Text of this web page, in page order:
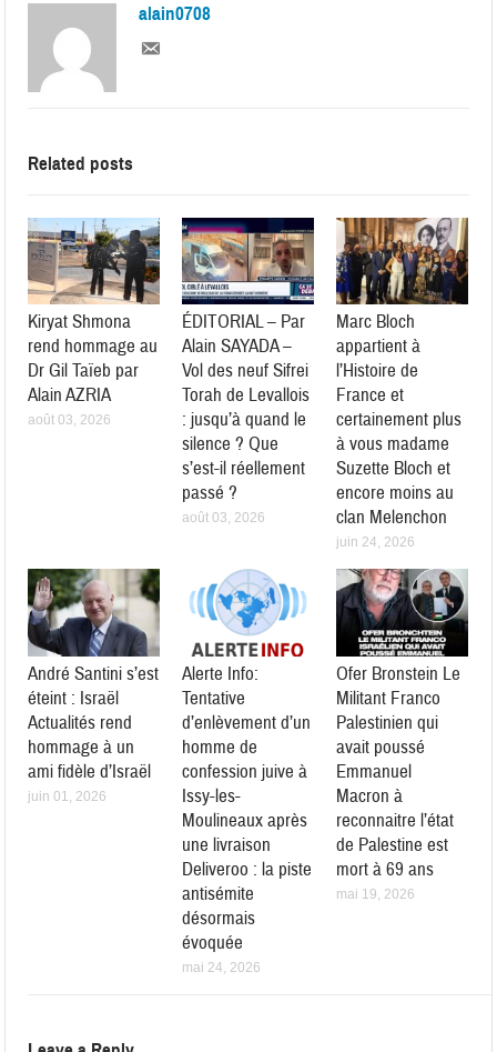
alain0708
Related posts
Kiryat Shmona
rend hommage au
Dr Gil Taïeb par
Alain AZRIA
août 03, 2026
ÉDITORIAL – Par
Alain SAYADA –
Vol des neuf Sifrei
Torah de Levallois
: jusqu’à quand le
silence ? Que
s’est-il réellement
passé ?
août 03, 2026
Marc Bloch
appartient à
l’Histoire de
France et
certainement plus
à vous madame
Suzette Bloch et
encore moins au
clan Melenchon
juin 24, 2026
André Santini s’est
éteint : Israël
Actualités rend
hommage à un
ami fidèle d’Israël
juin 01, 2026
Alerte Info:
Tentative
d’enlèvement d’un
homme de
confession juive à
Issy-les-
Moulineaux après
une livraison
Deliveroo : la piste
antisémite
désormais
évoquée
mai 24, 2026
Ofer Bronstein Le
Militant Franco
Palestinien qui
avait poussé
Emmanuel
Macron à
reconnaitre l’état
de Palestine est
mort à 69 ans
mai 19, 2026